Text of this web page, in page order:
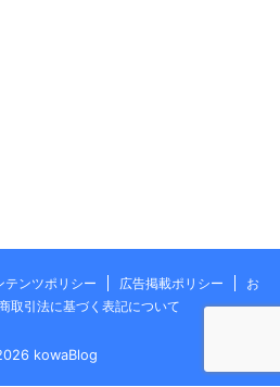
テンツポリシー 広告掲載ポリシー
お
取引法に基づく表記について
kowaBlog